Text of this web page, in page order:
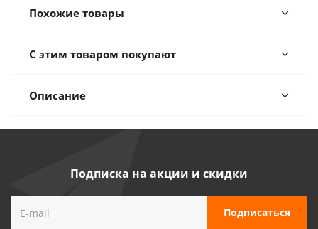
Похожие товары
С этим товаром покупают
Описание
Подписка на акции и скидки